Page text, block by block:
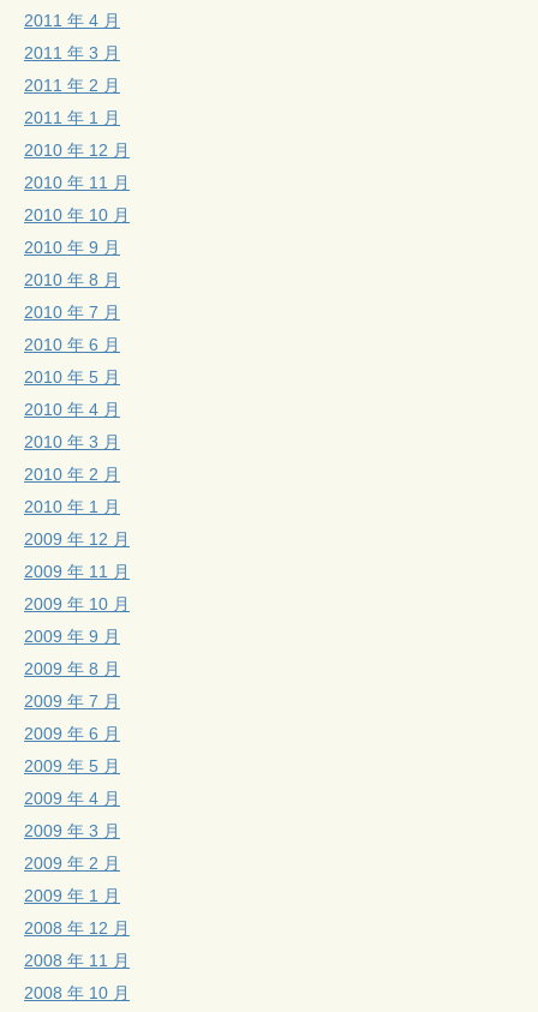
2011 年 4 月
2011 年 3 月
2011 年 2 月
2011 年 1 月
2010 年 12 月
2010 年 11 月
2010 年 10 月
2010 年 9 月
2010 年 8 月
2010 年 7 月
2010 年 6 月
2010 年 5 月
2010 年 4 月
2010 年 3 月
2010 年 2 月
2010 年 1 月
2009 年 12 月
2009 年 11 月
2009 年 10 月
2009 年 9 月
2009 年 8 月
2009 年 7 月
2009 年 6 月
2009 年 5 月
2009 年 4 月
2009 年 3 月
2009 年 2 月
2009 年 1 月
2008 年 12 月
2008 年 11 月
2008 年 10 月